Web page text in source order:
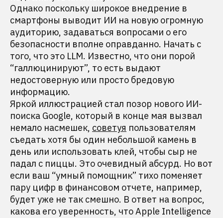
Однако поскольку широкое внедрение в
смартфоны выводит ИИ на новую огромную
аудиторию, задаваться вопросами о его
безопасности вполне оправданно. Начать с
того, что это LLM. Известно, что они порой
“галлюцинируют”, то есть выдают
недостоверную или просто бредовую
информацию.
Яркой иллюстрацией стал позор нового ИИ-
поиска Google, который в конце мая вызвал
немало насмешек, советуя пользователям
съедать хотя бы один небольшой камень в
день или использовать клей, чтобы сыр не
падал с пиццы. Это очевидный абсурд. Но вот
если ваш “умный помощник” тихо поменяет
пару цифр в финансовом отчете, например,
будет уже не так смешно. В ответ на вопрос,
какова его уверенность, что Apple Intelligence